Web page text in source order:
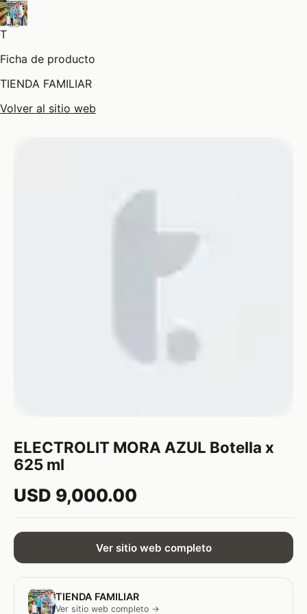
T
Ficha de producto
TIENDA FAMILIAR
Volver al sitio web
ELECTROLIT MORA AZUL Botella x
625 ml
USD 9,000.00
Ver sitio web completo
TIENDA FAMILIAR
Ver sitio web completo →